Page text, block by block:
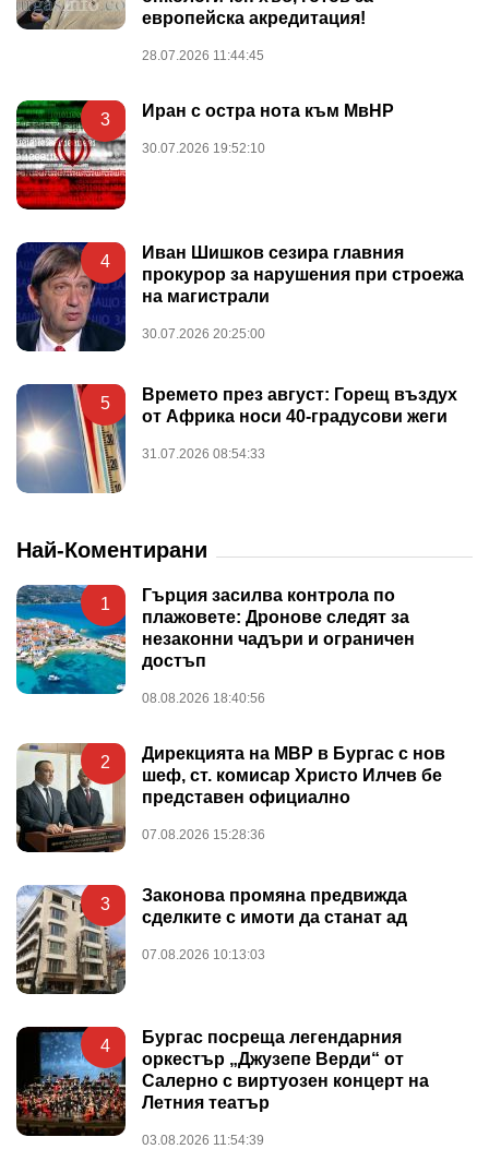
европейска акредитация!
28.07.2026 11:44:45
3 Иран с остра нота към МвНР
30.07.2026 19:52:10
4
Иван Шишков сезира главния
прокурор за нарушения при строежа
на магистрали
30.07.2026 20:25:00
5
Времето през август: Горещ въздух
от Африка носи 40-градусови жеги
31.07.2026 08:54:33
Най-Коментирани
1
Гърция засилва контрола по
плажовете: Дронове следят за
незаконни чадъри и ограничен
достъп
08.08.2026 18:40:56
2
Дирекцията на МВР в Бургас с нов
шеф, ст. комисар Христо Илчев бе
представен официално
07.08.2026 15:28:36
3
Законова промяна предвижда
сделките с имоти да станат ад
07.08.2026 10:13:03
4
Бургас посреща легендарния
оркестър „Джузепе Верди“ от
Салерно с виртуозен концерт на
Летния театър
03.08.2026 11:54:39